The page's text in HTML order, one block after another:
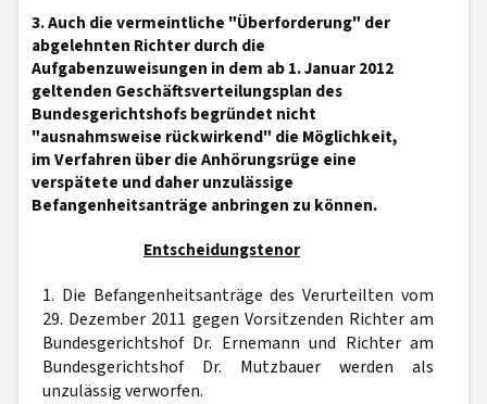
3. Auch die vermeintliche "Überforderung" der
abgelehnten Richter durch die
Aufgabenzuweisungen in dem ab 1. Januar 2012
geltenden Geschäftsverteilungsplan des
Bundesgerichtshofs begründet nicht
"ausnahmsweise rückwirkend" die Möglichkeit,
im Verfahren über die Anhörungsrüge eine
verspätete und daher unzulässige
Befangenheitsanträge anbringen zu können.
Entscheidungstenor
1. Die Befangenheitsanträge des Verurteilten vom
29. Dezember 2011 gegen Vorsitzenden Richter am
Bundesgerichtshof Dr. Ernemann und Richter am
Bundesgerichtshof Dr. Mutzbauer werden als
unzulässig verworfen.